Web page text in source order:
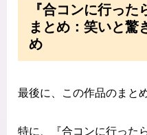
『合コンに行った
まとめ：笑いと驚
め
最後に、この作品のまと
特に、『合コンに行った